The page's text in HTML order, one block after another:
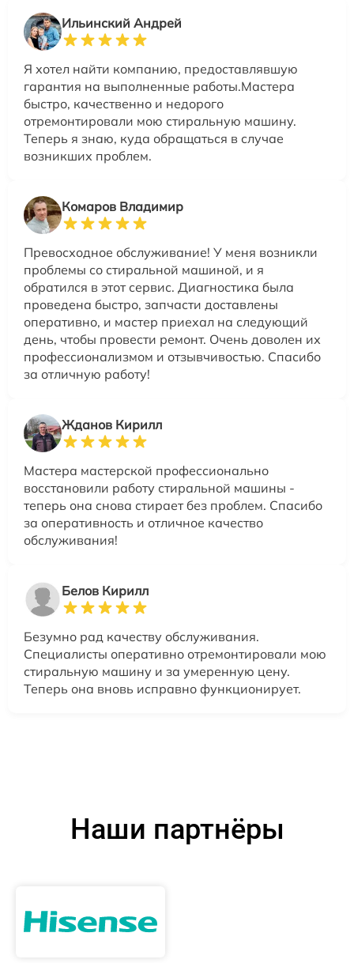
Ильинский Андрей
Я хотел найти компанию, предоставлявшую
гарантия на выполненные работы.Мастера
быстро, качественно и недорого
отремонтировали мою стиральную машину.
Теперь я знаю, куда обращаться в случае
возникших проблем.
Комаров Владимир
Превосходное обслуживание! У меня возникли
проблемы со стиральной машиной, и я
обратился в этот сервис. Диагностика была
проведена быстро, запчасти доставлены
оперативно, и мастер приехал на следующий
день, чтобы провести ремонт. Очень доволен их
профессионализмом и отзывчивостью. Спасибо
за отличную работу!
Жданов Кирилл
Мастера мастерской профессионально
восстановили работу стиральной машины -
теперь она снова стирает без проблем. Спасибо
за оперативность и отличное качество
обслуживания!
Белов Кирилл
Безумно рад качеству обслуживания.
Специалисты оперативно отремонтировали мою
стиральную машину и за умеренную цену.
Теперь она вновь исправно функционирует.
Наши партнёры